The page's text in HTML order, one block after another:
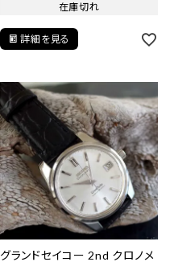
在庫切れ
詳細を見る
グランドセイコー 2nd クロノメ